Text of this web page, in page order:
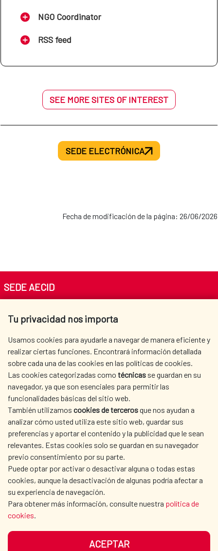
NGO Coordinator
RSS feed
SEE MORE SITES OF INTEREST
SEDE ELECTRÓNICA
Fecha de modificación de la página: 26/06/2026
Tu privacidad nos importa
Usamos cookies para ayudarle a navegar de manera eficiente y
realizar ciertas funciones. Encontrará información detallada
sobre cada una de las cookies en las políticas de cookies.
Las cookies categorizadas como técnicas se guardan en su
navegador, ya que son esenciales para permitir las
funcionalidades básicas del sitio web.
También utilizamos cookies de tercerosque nos ayudan a
analizar cómo usted utiliza este sitio web, guardar sus
preferencias y aportar el contenido y la publicidad que le sean
relevantes. Estas cookies solo se guardan en su navegador
previo consentimiento por su parte.
Puede optar por activar o desactivar alguna o todas estas
cookies, aunque la desactivación de algunas podría afectar a
su experiencia de navegación.
Para obtener más información, consulte nuestra política de
cookies.
ACEPTAR
SEDE AECID
Tel. +34 900 20 30 54​​​​​​​
AECID
WHERE DO WE COOPERATE?
SPANISH HUMANITARIAN
ACTION
PRESS ROOM
CULTURE AND SCIENCE LIBRARY
OUR SOCIAL MEDIA
DATA PROTECTION